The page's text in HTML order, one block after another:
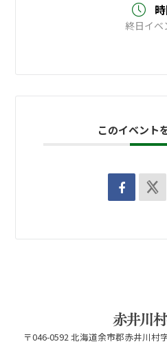
終日イベ
このイベント
〒046-0592 北海道余市郡赤井川